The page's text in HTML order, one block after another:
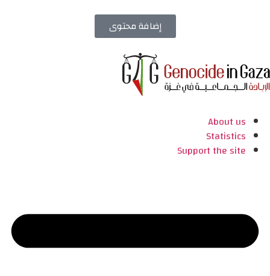
إضافة محتوى
About us
Statistics
Support the site